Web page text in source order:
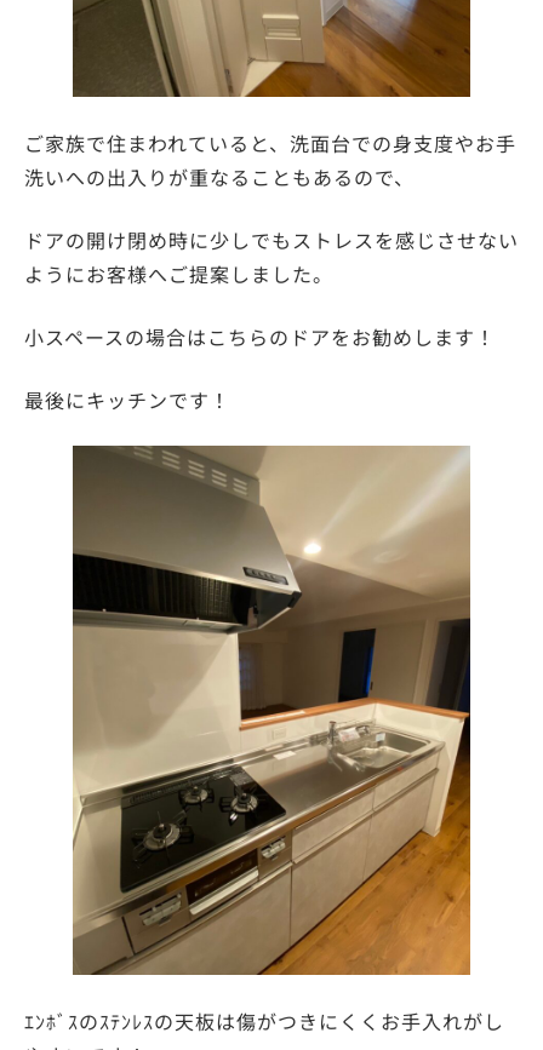
ご家族で住まわれていると、洗面台での身支度やお手
洗いへの出入りが重なることもあるので、
ドアの開け閉め時に少しでもストレスを感じさせない
ようにお客様へご提案しました。
小スペースの場合はこちらのドアをお勧めします！
最後にキッチンです！
ｴﾝﾎﾞｽのｽﾃﾝﾚｽの天板は傷がつきにくくお手入れがし